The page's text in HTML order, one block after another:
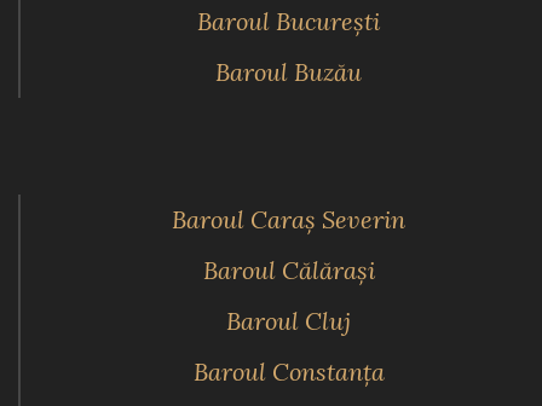
Baroul Bucureşti
Baroul Buzău
Baroul Caraş Severin
Baroul Călăraşi
Baroul Cluj
Baroul Constanţa